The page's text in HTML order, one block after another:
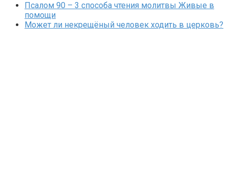
Псалом 90 – 3 способа чтения молитвы Живые в
помощи
Может ли некрещёный человек ходить в церковь?